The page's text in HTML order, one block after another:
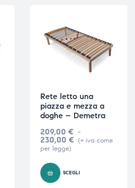
Rete letto una
piazza e mezza a
doghe – Demetra
209,00 € -
230,00 € (+ iva come
per legge)
SCEGLI